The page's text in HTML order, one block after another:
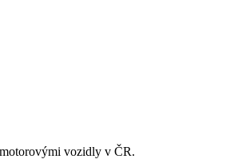
vozidly v ČR.